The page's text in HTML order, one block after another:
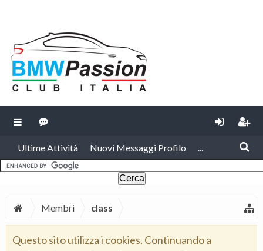
Ultime Attività Nuovi Messaggi Profilo ...
Membri class
Questo sito utilizza i cookies. Continuando a